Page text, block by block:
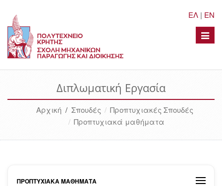
ΕΛ | EN
Toggle
Διπλωματική Εργασία
Αρχική / Σπουδές
Προπτυχιακές Σπουδές
Προπτυχιακά μαθήματα
ΠΡΟΠΤΥΧΙΑΚΆ ΜΑΘΉΜΑΤΑ